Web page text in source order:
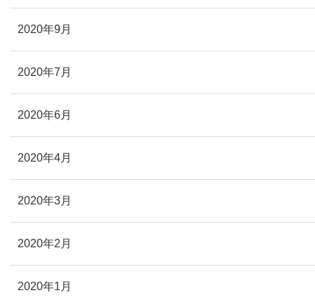
2020年9月
2020年7月
2020年6月
2020年4月
2020年3月
2020年2月
2020年1月